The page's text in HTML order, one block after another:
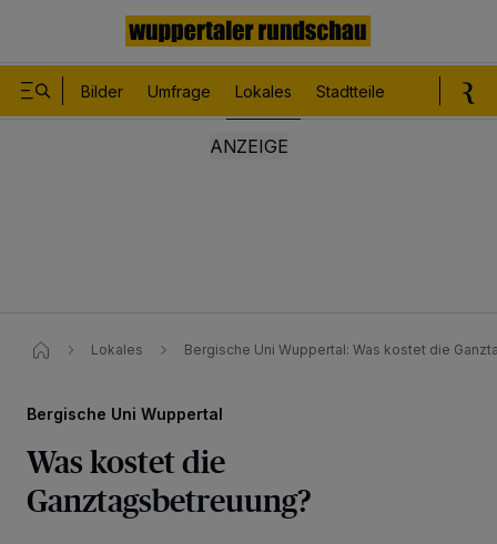
Bilder Umfrage Lokales Stadtteile
Lokales Bergische Uni Wuppertal: Was kostet die
Bergische Uni Wuppertal
Was kostet die
Ganztagsbetreuung?